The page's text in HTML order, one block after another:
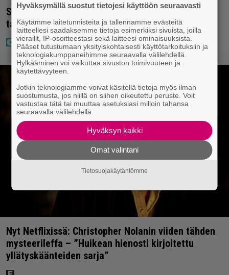
Seiska: Laulaja Frederik lyttäsi Eput – johan oli
taas kielen käyttöä
Nyt Netflixissä: Christopher Nolanin viiden tähden
mysteerileffa – ”Huikean hienosti kirjoitettu
yllätyskäänteiden sarja”
Hyväksymällä suostut tietojesi käyttöön seuraavasti
Käytämme laitetunnisteita ja tallennamme evästeitä
laitteellesi saadaksemme tietoja esimerkiksi sivuista, joilla
vierailit, IP-osoitteestasi sekä laitteesi ominaisuuksista.
Pääset tutustumaan yksityiskohtaisesti käyttötarkoituksiin ja
teknologiakumppaneihimme seuraavalla välilehdellä.
Hylkääminen voi vaikuttaa sivuston toimivuuteen ja
käytettävyyteen.
Jotkin teknologiamme voivat käsitellä tietoja myös ilman
suostumusta, jos niillä on siihen oikeutettu peruste. Voit
vastustaa tätä tai muuttaa asetuksiasi milloin tahansa
seuraavalla välilehdellä.
Hyväksyn kaikki
Omat valintani
Tietosuojakäytäntömme